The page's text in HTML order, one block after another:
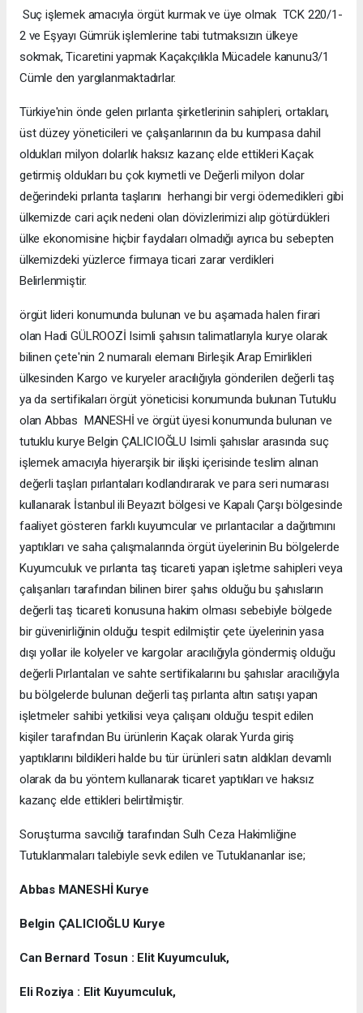
Suç işlemek amacıyla örgüt kurmak ve üye olmak TCK 220/1-
2 ve Eşyayı Gümrük işlemlerine tabi tutmaksızın ülkeye
sokmak, Ticaretini yapmak Kaçakçılıkla Mücadele kanunu3/1
Cümle den yargılanmaktadırlar.
Türkiye'nin önde gelen pırlanta şirketlerinin sahipleri, ortakları,
üst düzey yöneticileri ve çalışanlarının da bu kumpasa dahil
oldukları milyon dolarlık haksız kazanç elde ettikleri Kaçak
getirmiş oldukları bu çok kıymetli ve Değerli milyon dolar
değerindeki pırlanta taşlarını herhangi bir vergi ödemedikleri gibi
ülkemizde cari açık nedeni olan dövizlerimizi alıp götürdükleri
ülke ekonomisine hiçbir faydaları olmadığı ayrıca bu sebepten
ülkemizdeki yüzlerce firmaya ticari zarar verdikleri
Belirlenmiştir.
örgüt lideri konumunda bulunan ve bu aşamada halen firari
olan Hadi GÜLROOZİ Isimli şahısın talimatlarıyla kurye olarak
bilinen çete'nin 2 numaralı elemanı Birleşik Arap Emirlikleri
ülkesinden Kargo ve kuryeler aracılığıyla gönderilen değerli taş
ya da sertifikaları örgüt yöneticisi konumunda bulunan Tutuklu
olan Abbas MANESHİ ve örgüt üyesi konumunda bulunan ve
tutuklu kurye Belgin ÇALICIOĞLU Isimli şahıslar arasında suç
işlemek amacıyla hiyerarşik bir ilişki içerisinde teslim alınan
değerli taşları pırlantaları kodlandırarak ve para seri numarası
kullanarak İstanbul ili Beyazıt bölgesi ve Kapalı Çarşı bölgesinde
faaliyet gösteren farklı kuyumcular ve pırlantacılar a dağıtımını
yaptıkları ve saha çalışmalarında örgüt üyelerinin Bu bölgelerde
Kuyumculuk ve pırlanta taş ticareti yapan işletme sahipleri veya
çalışanları tarafından bilinen birer şahıs olduğu bu şahısların
değerli taş ticareti konusuna hakim olması sebebiyle bölgede
bir güvenirliğinin olduğu tespit edilmiştir çete üyelerinin yasa
dışı yollar ile kolyeler ve kargolar aracılığıyla göndermiş olduğu
değerli Pırlantaları ve sahte sertifikalarını bu şahıslar aracılığıyla
bu bölgelerde bulunan değerli taş pırlanta altın satışı yapan
işletmeler sahibi yetkilisi veya çalışanı olduğu tespit edilen
kişiler tarafından Bu ürünlerin Kaçak olarak Yurda giriş
yaptıklarını bildikleri halde bu tür ürünleri satın aldıkları devamlı
olarak da bu yöntem kullanarak ticaret yaptıkları ve haksız
kazanç elde ettikleri belirtilmiştir.
Soruşturma savcılığı tarafından Sulh Ceza Hakimliğine
Tutuklanmaları talebiyle sevk edilen ve Tutuklananlar ise;
Abbas MANESHİ Kurye
Belgin ÇALICIOĞLU Kurye
Can Bernard Tosun : Elit Kuyumculuk,
Eli Roziya : Elit Kuyumculuk,